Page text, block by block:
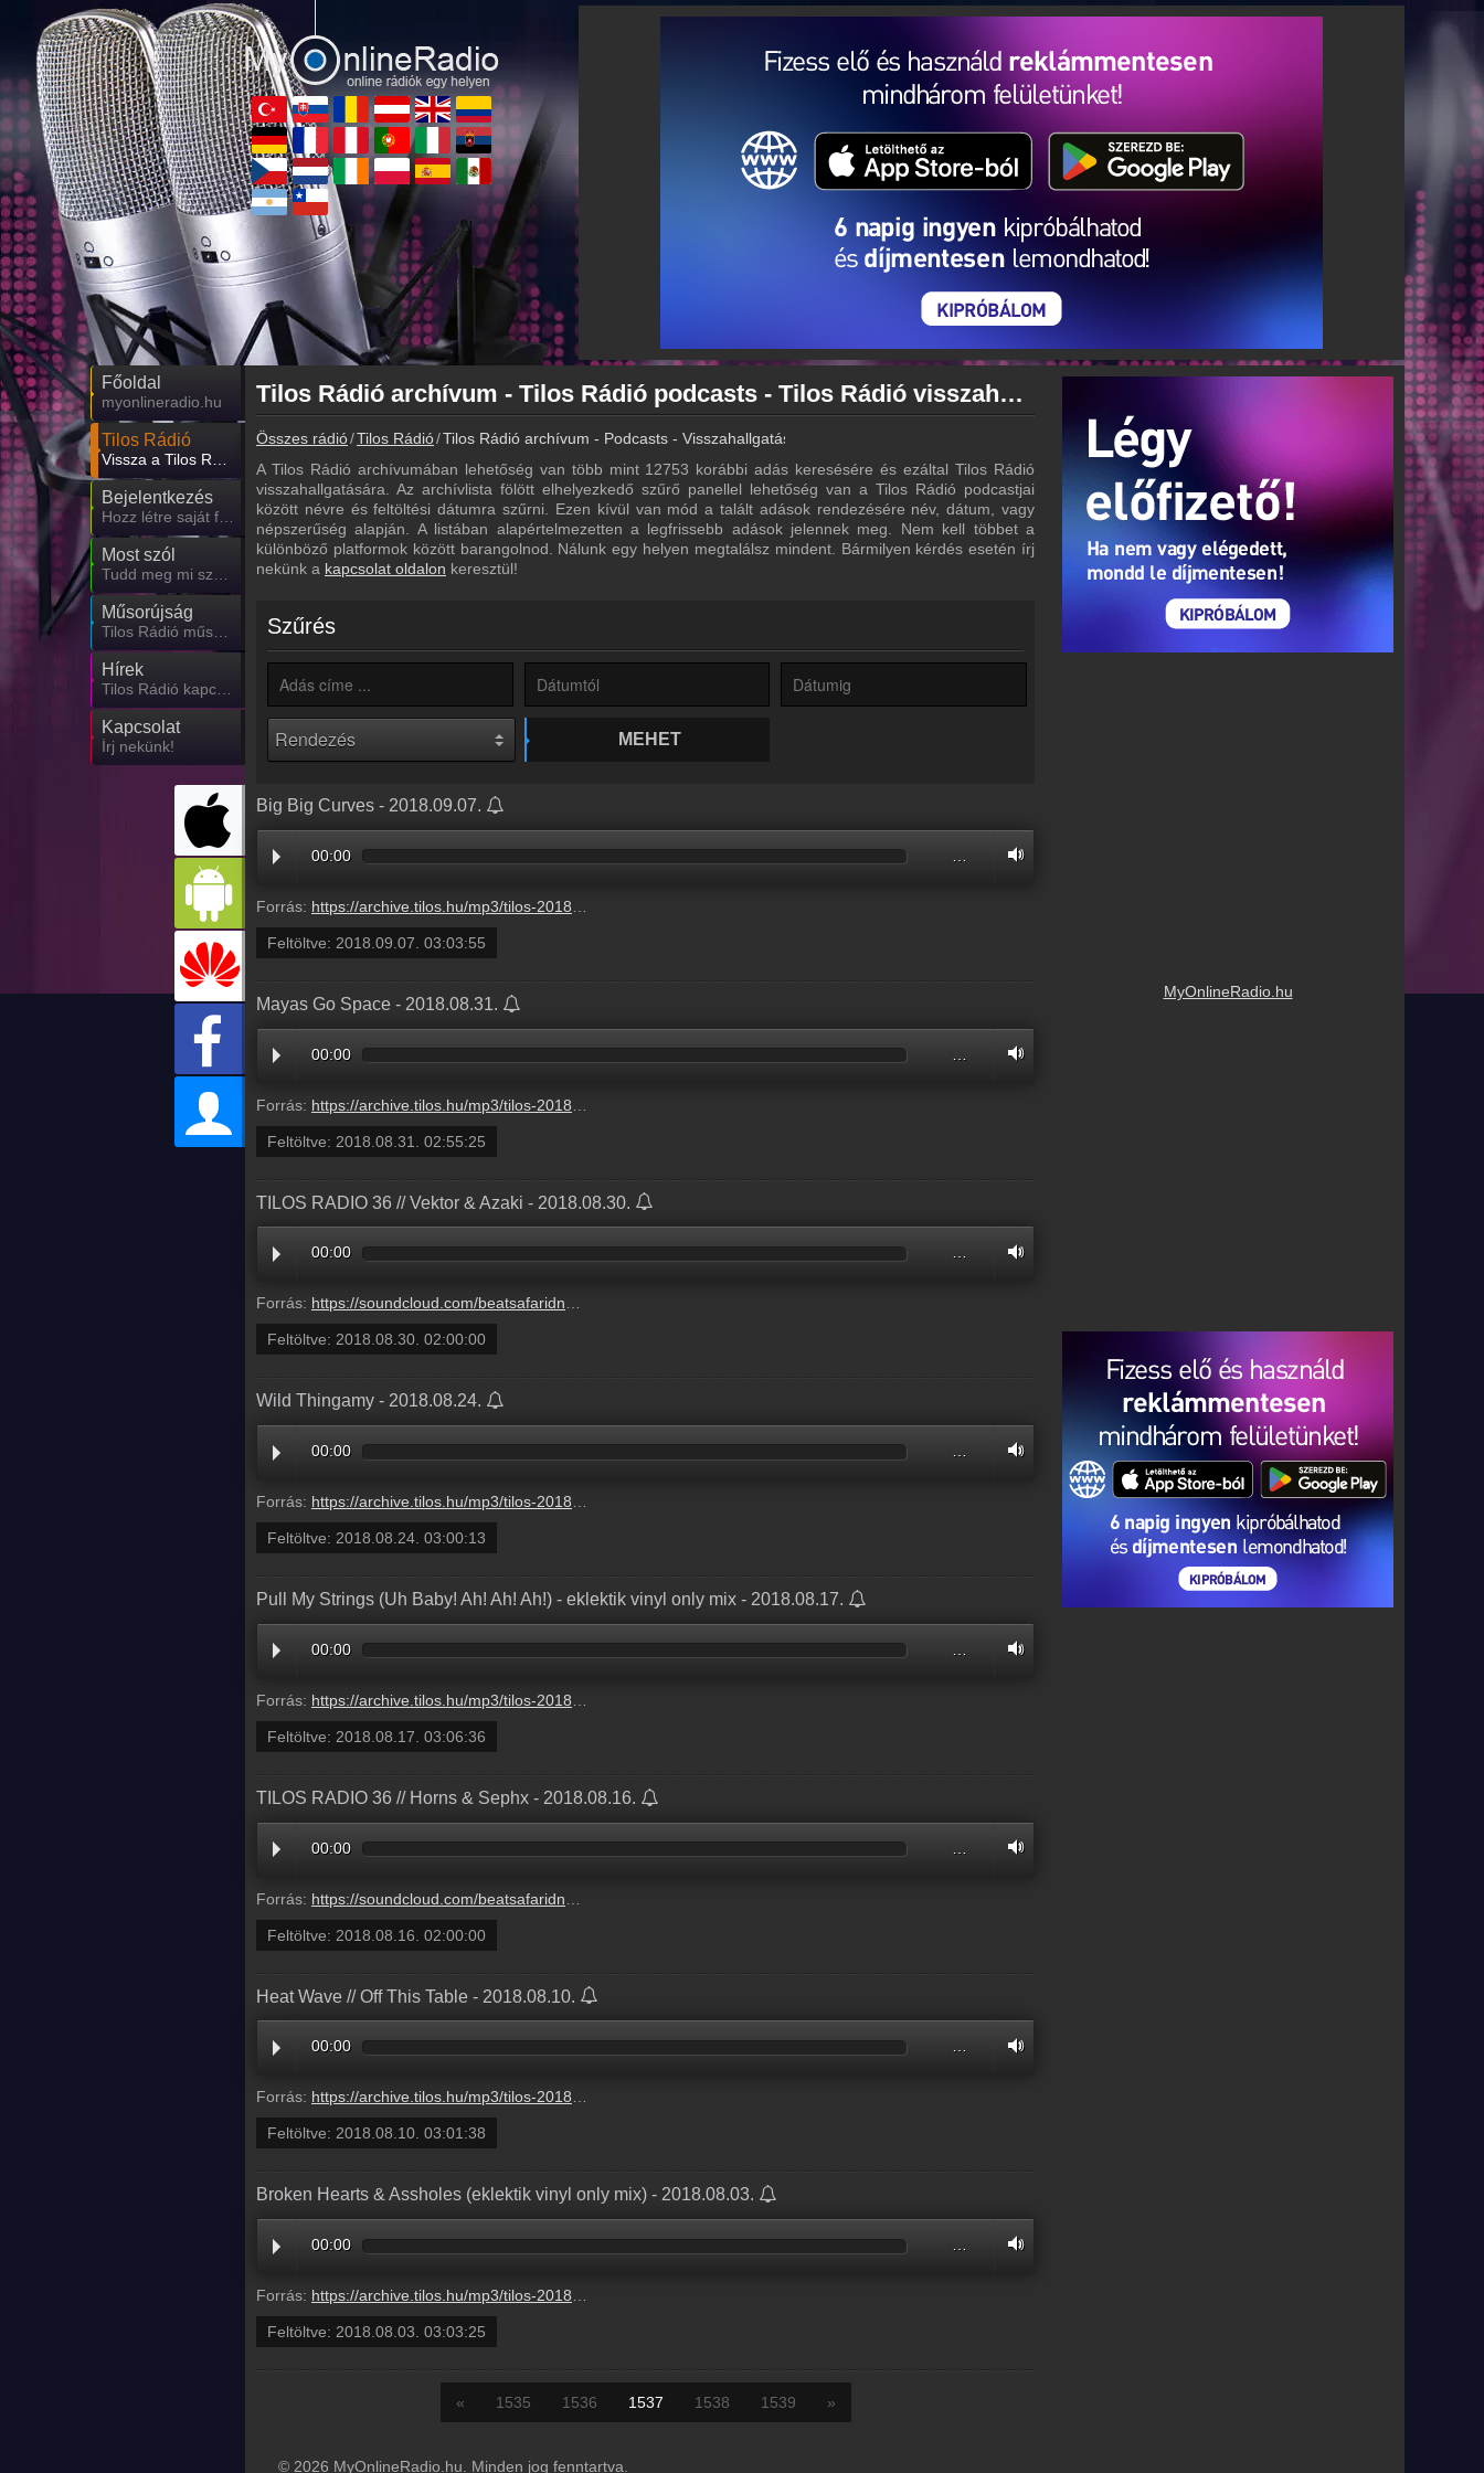
Főoldal
myonlineradio.hu
Tilos Rádió
Bejelentkezés
Most szól
Műsorújság
Hírek
Kapcsolat
Írj nekünk!
MyOnlineRadio.hu
Tilos Rádió archívum - Tilos Rádió podcasts - Tilos Rádió visszahallgatás
Összes rádió Tilos Rádió Tilos Rádió archívum - Podcasts - Visszahallgatás
A Tilos Rádió archívumában lehetőség van több mint 12753 korábbi adás keresésére és ezáltal Tilos Rádió
visszahallgatására. Az archívlista fölött elhelyezkedő szűrő panellel lehetőség van a Tilos Rádió podcastjai
között névre és feltöltési dátumra szűrni. Ezen kívül van mód a talált adások rendezésére név, dátum, vagy
népszerűség alapján. A listában alapértelmezetten a legfrissebb adások jelennek meg. Nem kell többet a
különböző platformok között barangolnod. Nálunk egy helyen megtalálsz mindent. Bármilyen kérdés esetén írj
nekünk a kapcsolat oldalon keresztül!
Szűrés
MEHET
Big Big Curves - 2018.09.07.
00:00
Forrás: https://archive.tilos.hu/mp3/tilos-20180907-002904-030355.mp3?s=show-optimal-normal
Feltöltve: 2018.09.07. 03:03:55
Mayas Go Space - 2018.08.31.
00:00
Forrás: https://archive.tilos.hu/mp3/tilos-20180831-000321-025525.mp3?s=show-optimal-normal
Feltöltve: 2018.08.31. 02:55:25
TILOS RADIO 36 // Vektor & Azaki - 2018.08.30.
00:00 …
Forrás: https://soundcloud.com/beatsafaridnb/tilos-radio-36-vektor-azaki#492610770
Feltöltve: 2018.08.30. 02:00:00
Wild Thingamy - 2018.08.24.
00:00
Forrás: https://archive.tilos.hu/mp3/tilos-20180824-001338-030013.mp3?s=show-optimal-normal
Feltöltve: 2018.08.24. 03:00:13
Pull My Strings (Uh Baby! Ah! Ah! Ah!) - eklektik vinyl only mix - 2018.08.17.
00:00
Forrás: https://archive.tilos.hu/mp3/tilos-20180817-000957-030636.mp3?s=show-optimal-normal
Feltöltve: 2018.08.17. 03:06:36
TILOS RADIO 36 // Horns & Sephx - 2018.08.16.
00:00
Forrás: https://soundcloud.com/beatsafaridnb/tilos-radio-36-horns-sephx#486177933
Feltöltve: 2018.08.16. 02:00:00
Heat Wave // Off This Table - 2018.08.10.
00:00 …
Forrás: https://archive.tilos.hu/mp3/tilos-20180810-000000-030138.mp3?s=show-optimal-normal
Feltöltve: 2018.08.10. 03:01:38
Broken Hearts & Assholes (eklektik vinyl only mix) - 2018.08.03.
00:00
Forrás: https://archive.tilos.hu/mp3/tilos-20180803-002547-030325.mp3?s=show-optimal-normal
Feltöltve: 2018.08.03. 03:03:25
« 1535 1536 1537 1538 1539 »
© 2026 MyOnlineRadio.hu. Minden jog fenntartva.